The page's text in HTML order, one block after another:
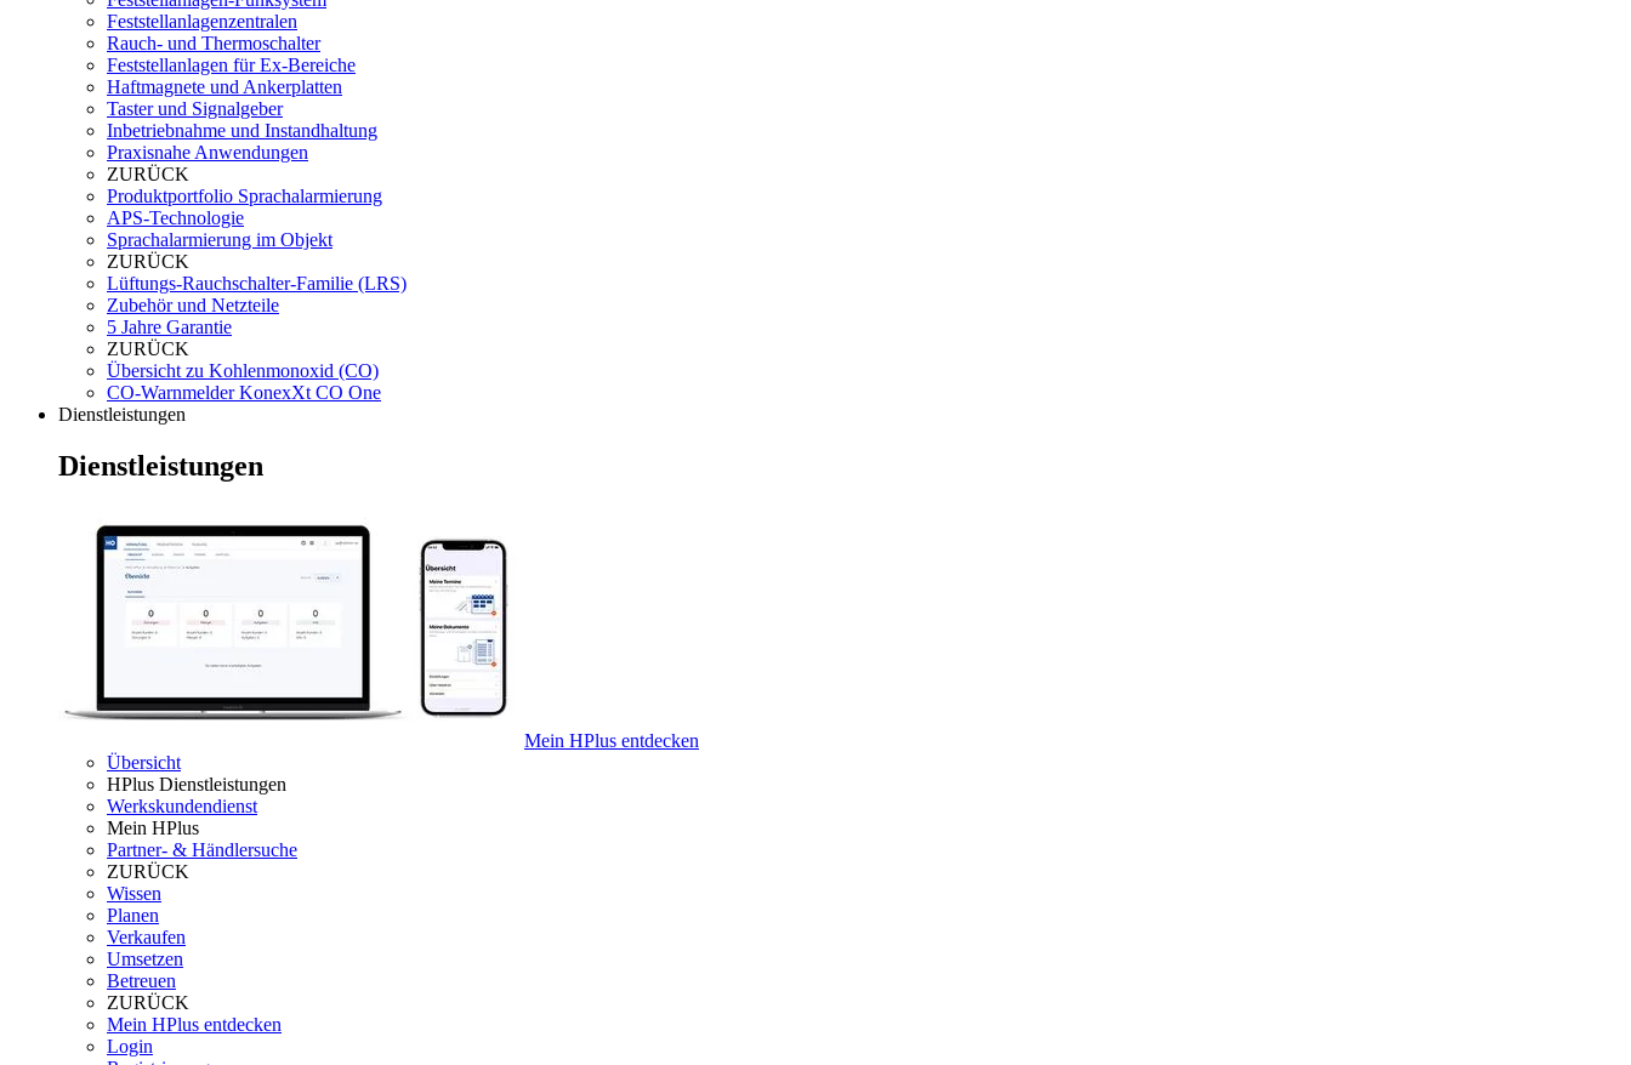
Feststellanlagenzentralen
Rauch- und Thermoschalter
Feststellanlagen für Ex-Bereiche
Haftmagnete und Ankerplatten
Taster und Signalgeber
Inbetriebnahme und Instandhaltung
Praxisnahe Anwendungen
ZURÜCK
Produktportfolio Sprachalarmierung
APS-Technologie
Sprachalarmierung im Objekt
ZURÜCK
Lüftungs-Rauchschalter-Familie (LRS)
Zubehör und Netzteile
5 Jahre Garantie
ZURÜCK
Übersicht zu Kohlenmonoxid (CO)
CO-Warnmelder KonexXt CO One
Dienstleistungen
Dienstleistungen
Mein HPlus entdecken
Übersicht
HPlus Dienstleistungen
Werkskundendienst
Mein HPlus
Partner- & Händlersuche
ZURÜCK
Wissen
Planen
Verkaufen
Umsetzen
Betreuen
ZURÜCK
Mein HPlus entdecken
Login